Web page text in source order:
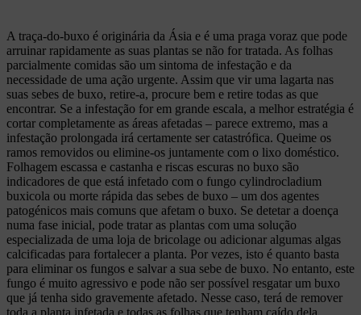
A traça-do-buxo é originária da Ásia e é uma praga voraz que pode
arruinar rapidamente as suas plantas se não for tratada. As folhas
parcialmente comidas são um sintoma de infestação e da
necessidade de uma ação urgente. Assim que vir uma lagarta nas
suas sebes de buxo, retire-a, procure bem e retire todas as que
encontrar. Se a infestação for em grande escala, a melhor estratégia é
cortar completamente as áreas afetadas – parece extremo, mas a
infestação prolongada irá certamente ser catastrófica. Queime os
ramos removidos ou elimine-os juntamente com o lixo doméstico.
Folhagem escassa e castanha e riscas escuras no buxo são
indicadores de que está infetado com o fungo cylindrocladium
buxicola ou morte rápida das sebes de buxo – um dos agentes
patogénicos mais comuns que afetam o buxo. Se detetar a doença
numa fase inicial, pode tratar as plantas com uma solução
especializada de uma loja de bricolage ou adicionar algumas algas
calcificadas para fortalecer a planta. Por vezes, isto é quanto basta
para eliminar os fungos e salvar a sua sebe de buxo. No entanto, este
fungo é muito agressivo e pode não ser possível resgatar um buxo
que já tenha sido gravemente afetado. Nesse caso, terá de remover
toda a planta infetada e todas as folhas que tenham caído dela,